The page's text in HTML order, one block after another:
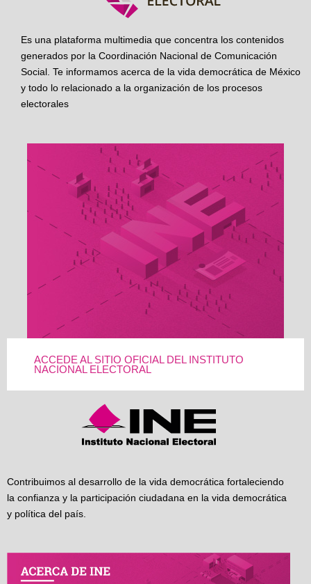
Es una plataforma multimedia que concentra los contenidos
generados por la Coordinación Nacional de Comunicación
Social. Te informamos acerca de la vida democrática de México
y todo lo relacionado a la organización de los procesos
electorales
ACCEDE AL SITIO OFICIAL DEL INSTITUTO
NACIONAL ELECTORAL
Contribuimos al desarrollo de la vida democrática fortaleciendo
la confianza y la participación ciudadana en la vida democrática
y política del país.